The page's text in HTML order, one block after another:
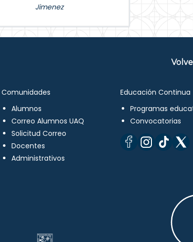
Jimenez
Comunidades
Alumnos
Correo Alumnos UAQ
Solicitud Correo
Docentes
Administrativos
Educación Continua
Programas
Convocatorias